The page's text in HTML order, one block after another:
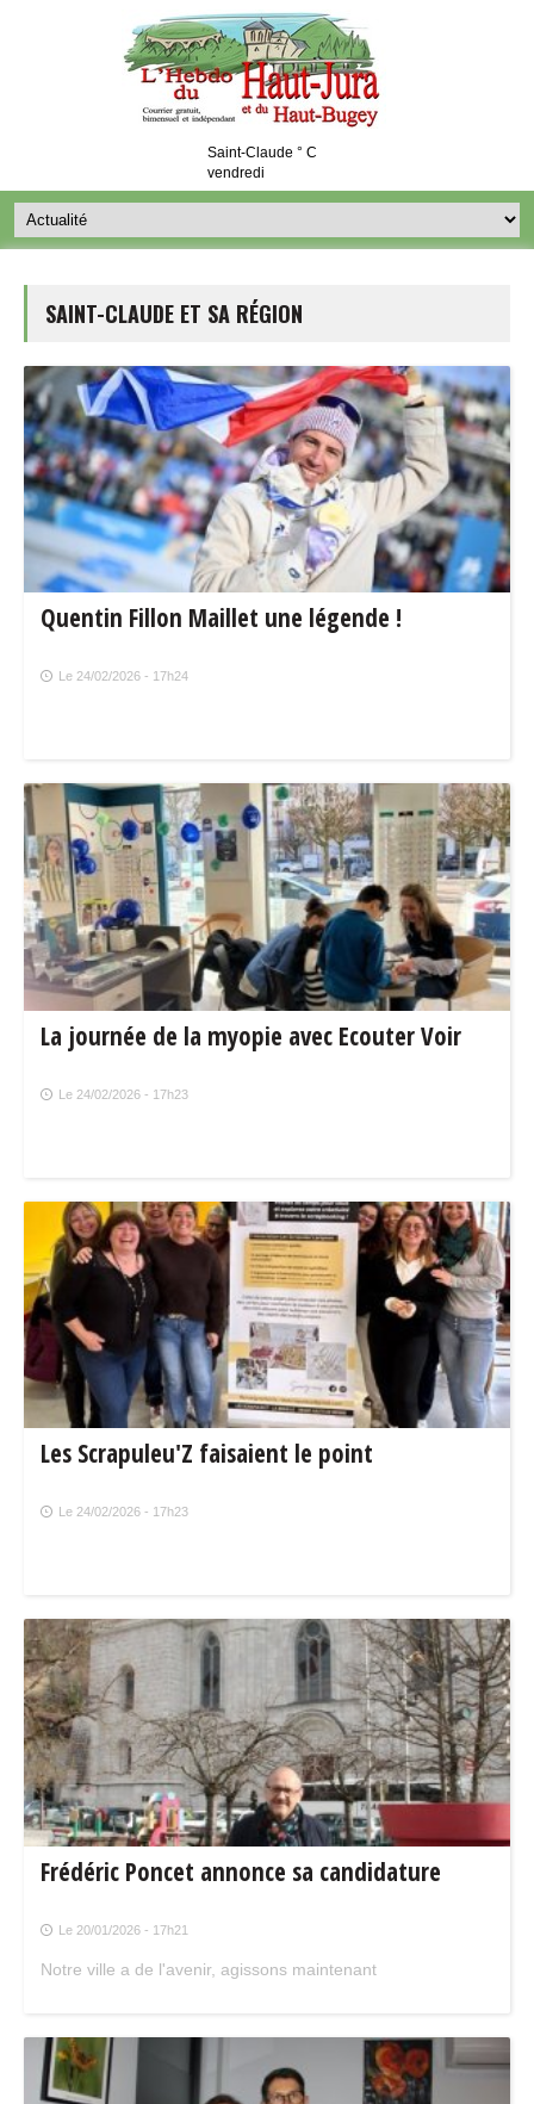
Saint-Claude ° C
vendredi
SAINT-CLAUDE ET SA RÉGION
Quentin Fillon Maillet une légende !
Le 24/02/2026 - 17h24
La journée de la myopie avec Ecouter Voir
Le 24/02/2026 - 17h23
Les Scrapuleu'Z faisaient le point
Le 24/02/2026 - 17h23
Frédéric Poncet annonce sa candidature
Le 20/01/2026 - 17h21
Notre ville a de l'avenir, agissons maintenant